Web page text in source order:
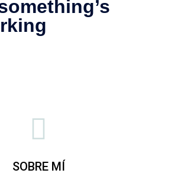
SOBRE MÍ